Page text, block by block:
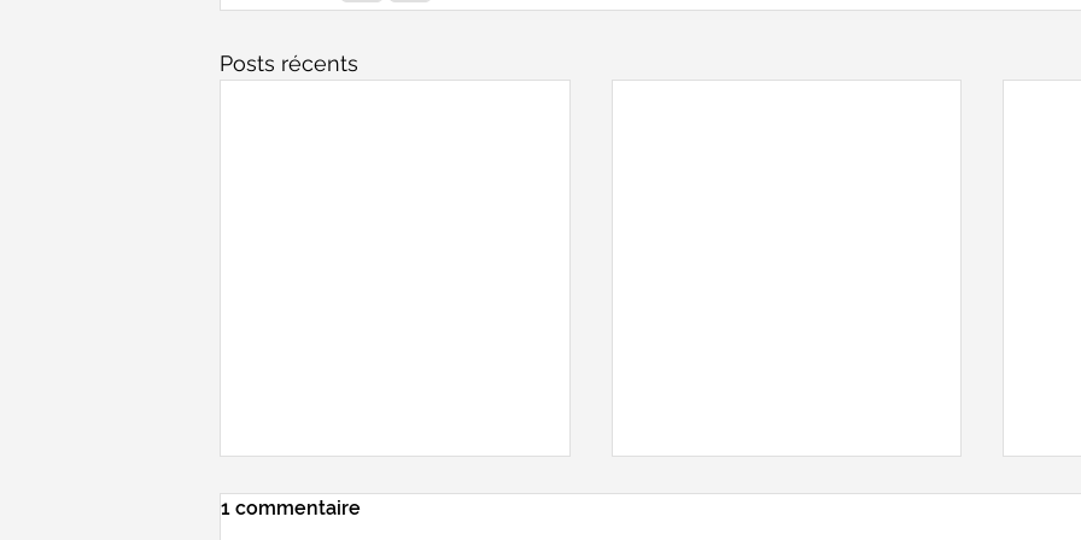
Posts récents
1 commentaire